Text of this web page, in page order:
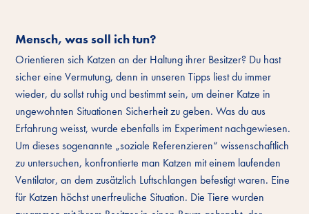
Mensch, was soll ich tun?
Orientieren sich Katzen an der Haltung ihrer Besitzer? Du hast
sicher eine Vermutung, denn in unseren Tipps liest du immer
wieder, du sollst ruhig und bestimmt sein, um deiner Katze in
ungewohnten Situationen Sicherheit zu geben. Was du aus
Erfahrung weisst, wurde ebenfalls im Experiment nachgewiesen.
Um dieses sogenannte „soziale Referenzieren“ wissenschaftlich
zu untersuchen, konfrontierte man Katzen mit einem laufenden
Ventilator, an dem zusätzlich Luftschlangen befestigt waren. Eine
für Katzen höchst unerfreuliche Situation. Die Tiere wurden